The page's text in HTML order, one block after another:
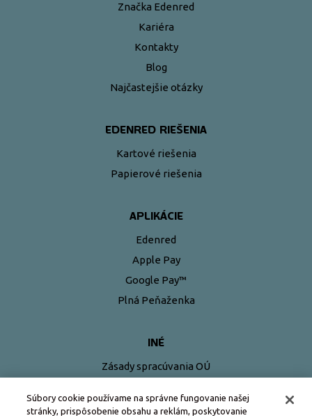
Značka Edenred
Kariéra
Kontakty
Blog
Najčastejšie otázky
EDENRED RIEŠENIA
Kartové riešenia
Papierové riešenia
APLIKÁCIE
Edenred
Apple Pay
Google Pay™
Plná Peňaženka
INÉ
Zásady spracúvania OÚ
Súbory cookie používame na správne fungovanie našej
stránky, prispôsobenie obsahu a reklám, poskytovanie